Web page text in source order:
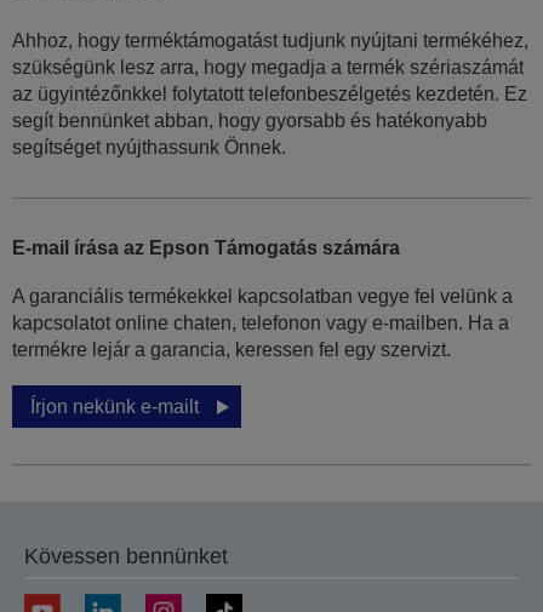
Ahhoz, hogy terméktámogatást tudjunk nyújtani termékéhez,
szükségünk lesz arra, hogy megadja a termék szériaszámát
az ügyintézőnkkel folytatott telefonbeszélgetés kezdetén. Ez
segít bennünket abban, hogy gyorsabb és hatékonyabb
segítséget nyújthassunk Önnek.
E-mail írása az Epson Támogatás számára
A garanciális termékekkel kapcsolatban vegye fel velünk a
kapcsolatot online chaten, telefonon vagy e-mailben. Ha a
termékre lejár a garancia, keressen fel egy szervizt.
Írjon nekünk e-mailt
Kövessen bennünket